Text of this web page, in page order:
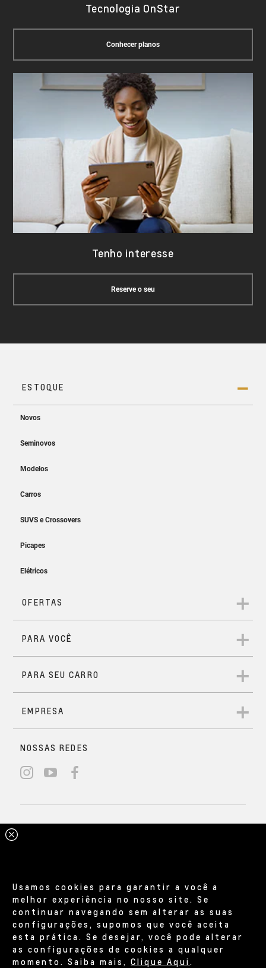
Tecnologia OnStar
Conhecer planos
Tenho interesse
Reserve o seu
Usamos cookies para garantir a você a
melhor experiência no nosso site. Se
continuar navegando sem alterar as suas
configurações, supomos que você aceita
esta prática. Se desejar, você pode alterar
as configurações de cookies a qualquer
momento. Saiba mais,Clique Aqui.